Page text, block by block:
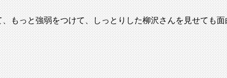
もっと強弱をつけて、しっとりした柳沢さんを見せても面